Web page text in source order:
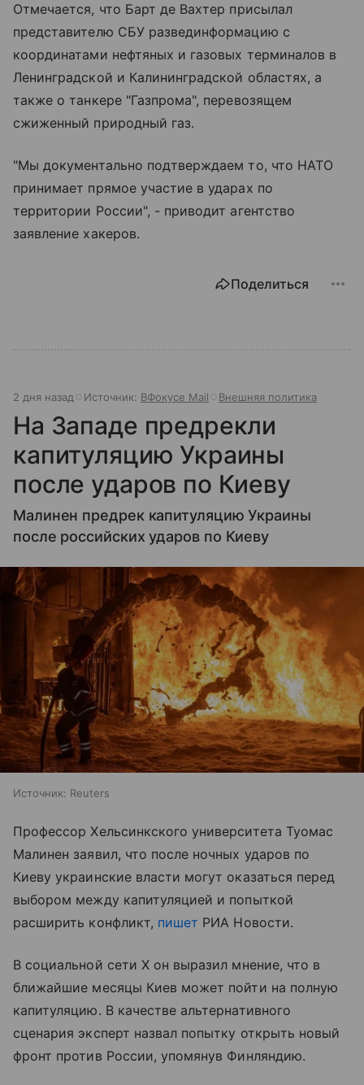
Отмечается, что Барт де Вахтер присылал
представителю СБУ развединформацию с
координатами нефтяных и газовых терминалов в
Ленинградской и Калининградской областях, а
также о танкере "Газпрома", перевозящем
сжиженный природный газ.
"Мы документально подтверждаем то, что НАТО
принимает прямое участие в ударах по
территории России", - приводит агентство
заявление хакеров.
Поделиться
2 дня назад Источник: ВФокусе Mail Внешняя политика
На Западе предрекли
капитуляцию Украины
после ударов по Киеву
Малинен предрек капитуляцию Украины
после российских ударов по Киеву
Источник: Reuters
Профессор Хельсинкского университета Туомас
Малинен заявил, что после ночных ударов по
Киеву украинские власти могут оказаться перед
выбором между капитуляцией и попыткой
расширить конфликт, пишет РИА Новости.
В социальной сети X он выразил мнение, что в
ближайшие месяцы Киев может пойти на полную
капитуляцию. В качестве альтернативного
сценария эксперт назвал попытку открыть новый
фронт против России, упомянув Финляндию.